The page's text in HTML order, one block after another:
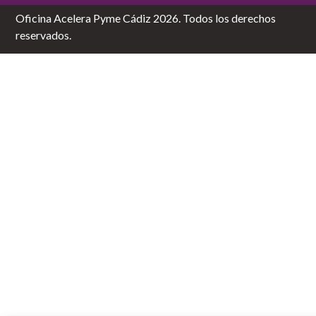
Oficina Acelera Pyme Cádiz 2026. Todos los derechos
reservados.